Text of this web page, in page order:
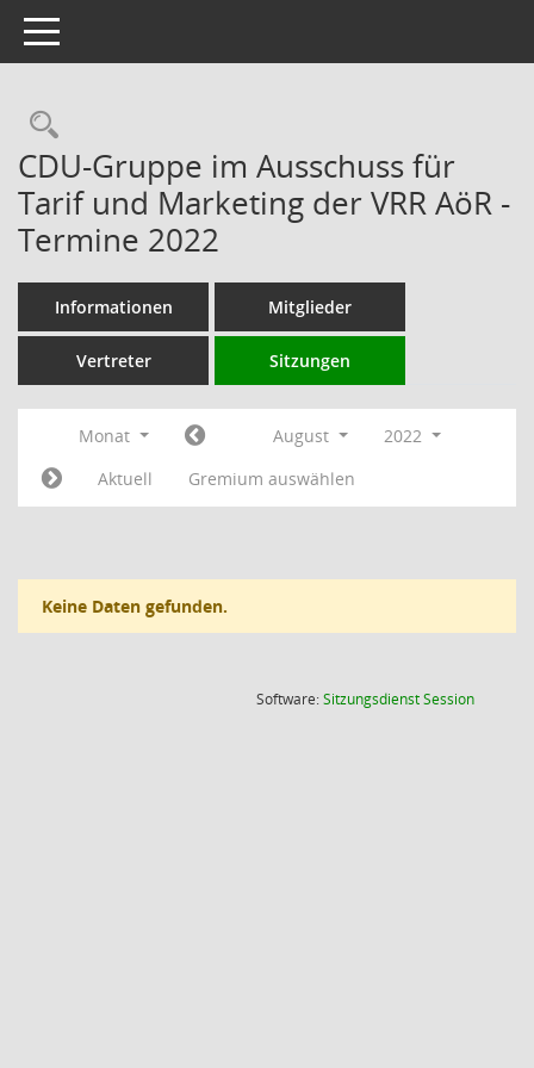
Toggle navigation
Rechercheauswahl
CDU-Gruppe im Ausschuss für
Tarif und Marketing der VRR AöR -
Termine 2022
Informationen Mitglieder
Vertreter Sitzungen
Monat August
2022
Aktuell
Gremium auswählen
Keine Daten gefunden.
Software:SitzungsdienstSession(Wird in